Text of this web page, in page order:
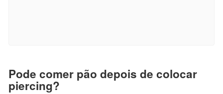
Pode comer pão depois de colocar
piercing?